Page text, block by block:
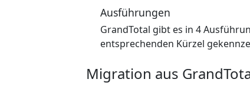
Ausführungen
GrandTotal gibt es in 4
entsprechenden Kürzel
Migration aus